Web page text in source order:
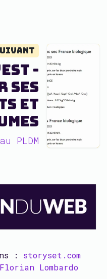
-
ses
et
PLDM
: storyset.com
Florian Lombardo